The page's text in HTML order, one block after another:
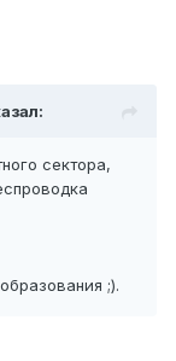
сектора,
;).